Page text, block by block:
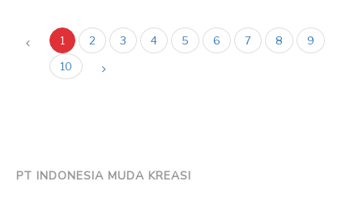
1 2 3 4 5 6 7 8
9
10
PT INDONESIA MUDA KREASI